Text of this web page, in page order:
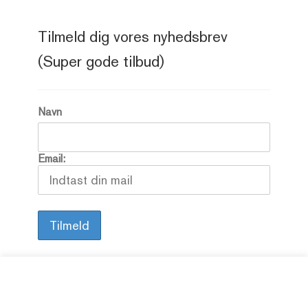
Tilmeld dig vores nyhedsbrev
(Super gode tilbud)
Navn
Email: